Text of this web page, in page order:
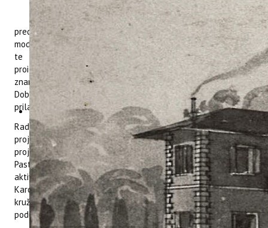
valorizaciju nusproizvoda u sektoru
maslinarstva. Cilj radionice bio je
predstaviti početne nacrte holističkih kružnih poslovnih
modela za valorizaciju nusproizvoda iz maslinarskog sektora
te ih validirati kroz interakciju s lokalnim dionicima –
proizvođačima, mikro, malim i srednjim poduzećima,
znanstvenicima te predstavnicima lokalne samouprave.
Dobiveni komentari i prijedlozi poslužit će za daljnju reviziju i
prilagodbu modela stvarnim potrebama sektora.
Radionicu je otvorila dr. sc. Karolina Brkić Bubola, voditeljica
projekta u Institutu, koja je okupljenima predstavila ciljeve
projekta i svrhu događanja. Nakon uvodnog izlaganja, Iva
Pastor održala je prezentaciju o dosad provedenim
aktivnostima i rezultatima Radnog paketa 3, dok je dr. sc.
Karolina Brkić Bubola predstavila predložene holističke
kružne poslovne modele prilagođene mikro, malim i srednjim
poduzećima u Hrvatskoj.